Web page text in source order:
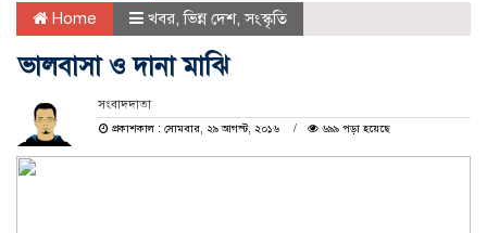
Home খবর,ভিন্ন দেশ,সংস্কৃতি
ভালবাসা ও দানা মাঝি
সংবাদদাতা
প্রকাশকাল : সোমবার, ২৯ আগস্ট, ২০১৬
৬৯৯ পড়া হয়েছে